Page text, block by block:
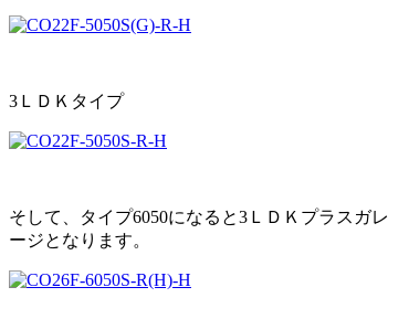
3ＬＤＫタイプ
そして、タイプ6050になると3ＬＤＫプラスガレ
ージとなります。